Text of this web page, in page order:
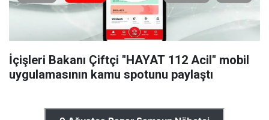
İçişleri Bakanı Çiftçi "HAYAT 112 Acil" mobil
uygulamasının kamu spotunu paylaştı